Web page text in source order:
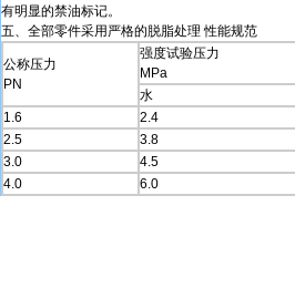
有明显的禁油标记。
五、全部零件采用严格的脱脂处理 性能规范
公称压力
PN
强度试验压力
MPa
水
1.6
2.4
2.5
3.8
3.0
4.5
4.0
6.0